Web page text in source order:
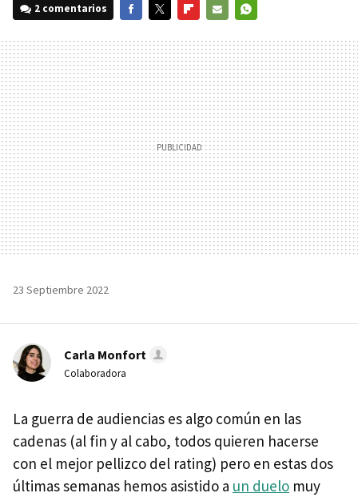
2 comentarios
MAIL
23 Septiembre 2022
Carla Monfort
Colaboradora
La guerra de audiencias es algo común en las
cadenas (al fin y al cabo, todos quieren hacerse
con el mejor pellizco del rating) pero en estas dos
últimas semanas hemos asistido a un duelo muy